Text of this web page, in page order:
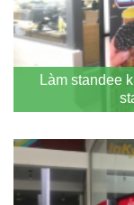
Làm standee